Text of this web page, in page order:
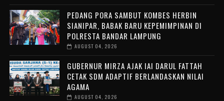
PEDANG PORA SAMBUT KOMBES HERBIN
SIANIPAR, BABAK BARU KEPEMIMPINAN DI
POLRESTA BANDAR LAMPUNG
AUGUST 04, 2026
GUBERNUR MIRZA AJAK IAI DARUL FATTAH
CETAK SDM ADAPTIF BERLANDASKAN NILAI
AGAMA
AUGUST 04, 2026